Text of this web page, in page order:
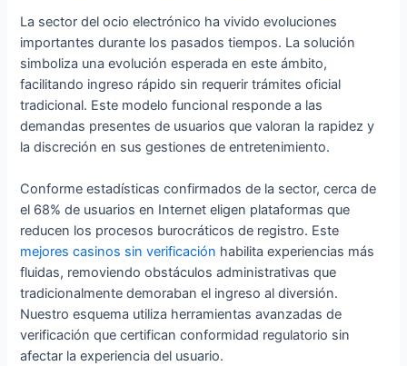
La sector del ocio electrónico ha vivido evoluciones
importantes durante los pasados tiempos. La solución
simboliza una evolución esperada en este ámbito,
facilitando ingreso rápido sin requerir trámites oficial
tradicional. Este modelo funcional responde a las
demandas presentes de usuarios que valoran la rapidez y
la discreción en sus gestiones de entretenimiento.
Conforme estadísticas confirmados de la sector, cerca de
el 68% de usuarios en Internet eligen plataformas que
reducen los procesos burocráticos de registro. Este
mejores casinos sin verificación habilita experiencias más
fluidas, removiendo obstáculos administrativas que
tradicionalmente demoraban el ingreso al diversión.
Nuestro esquema utiliza herramientas avanzadas de
verificación que certifican conformidad regulatorio sin
afectar la experiencia del usuario.